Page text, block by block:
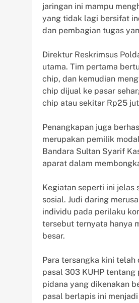
jaringan ini mampu
yang tidak lagi bersifat
dan pembagian tugas
Direktur Reskrimsus
utama. Tim pertama
chip, dan kemudian
chip dijual ke pasar
chip atau sekitar Rp25
Penangkapan juga
merupakan pemilik
Bandara Sultan Syarif
aparat dalam
Kegiatan seperti ini jelas
sosial. Judi daring
individu pada perilaku
tersebut ternyata hanya
besar.
Para tersangka kini telah
pasal 303 KUHP
pidana yang dikenakan
pasal berlapis ini